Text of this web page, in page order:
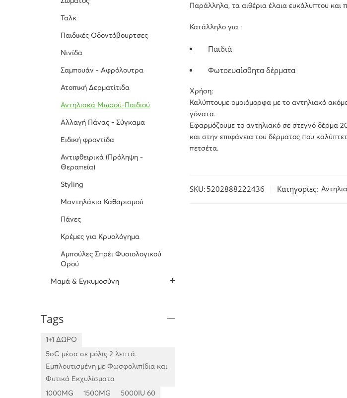
Παράλληλα, τα αιθέρια έλαια ευκάλυπτου
Κατάλληλο για :
Παιδιά
Φωτοευαίσθητα δέρματα
Χρήση:
Καλύπτουμε ομοιόμορφα με το αντηλιακό
γόνατα.
Εφαρμόζουμε το αντηλιακό σε στεγνό δέρμα
και στην επιφάνεια του δέρματος που
πετσέτα.
SKU: 5202888222436 Κατηγορίες:
Ταλκ
Παιδικές Οδοντόβουρτσες
Νινίδα
Σαμπουάν - Αφρόλουτρα
Ατοπική Δερματίτιδα
Αντηλιακά Μωρού-Παιδιού
Αλλαγή Πάνας - Σύγκαμα
Ειδική φροντίδα
Αντιφθειρικά (Πρόληψη -
Θεραπεία)
Styling
Μαντηλάκια Καθαρισμού
Πάνες
Κρέμες για Κρυολόγημα
Αμπούλες Σπρέι Φυσιολογικού
Ορού
Μαμά & Εγκυμοσύνη
Tags
1+1 ΔΩΡΟ
5oC μέσα σε μόλις 2 λεπτά.
Εμπλουτισμένη με Φωσφολιπίδια και
Φυτικά Εκχυλίσματα
1000MG 1500MG 5000IU 60